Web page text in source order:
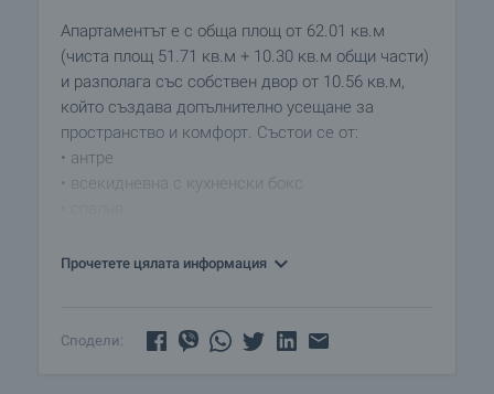
Апартаментът е с обща площ от 62.01 кв.м
(чиста площ 51.71 кв.м + 10.30 кв.м общи части)
и разполага със собствен двор от 10.56 кв.м,
който създава допълнително усещане за
пространство и комфорт. Състои се от:
• антре
• всекидневна с кухненски бокс
• килер
Жилището е част от модерен комплекс с
Прочетете цялата информация
Сподели: